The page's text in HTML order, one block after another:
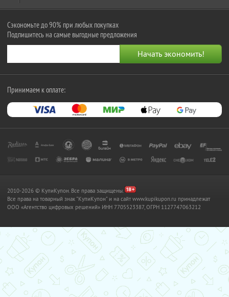
Сэкономьте до 90% при любых покупках
Подпишитесь на самые выгодные предложения
Принимаем к оплате:
2010-2026 © КупиКупон. Все права защищены.
Все права на товарный знак "КупиКупон" и на сайт www.kupikupon.ru принадлежат
OOO «Агентство цифровых решений» ИНН 7705523387, ОГРН 1127747063212